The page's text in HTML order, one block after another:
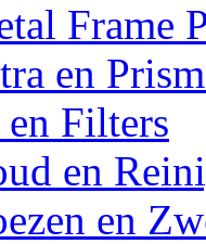
Frame
en
Filters
en
en